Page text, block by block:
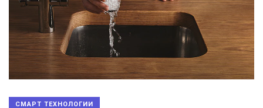
СМАРТ ТЕХНОЛОГИИ